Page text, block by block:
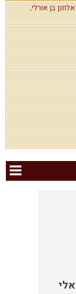
בן אורלי,